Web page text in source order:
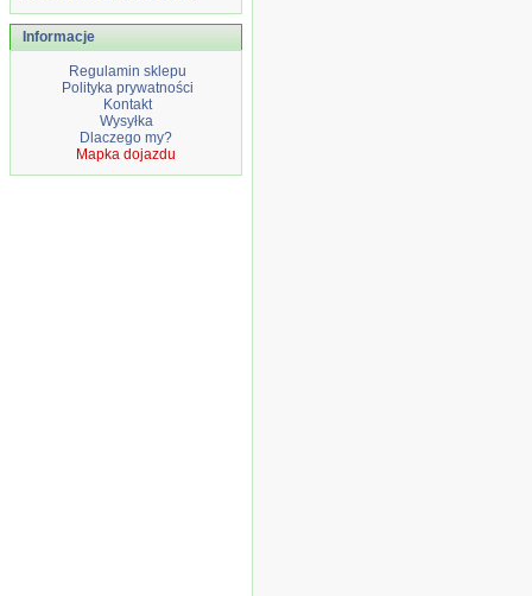
Informacje
Regulamin sklepu
Polityka prywatności
Kontakt
Wysyłka
Dlaczego my?
Mapka dojazdu